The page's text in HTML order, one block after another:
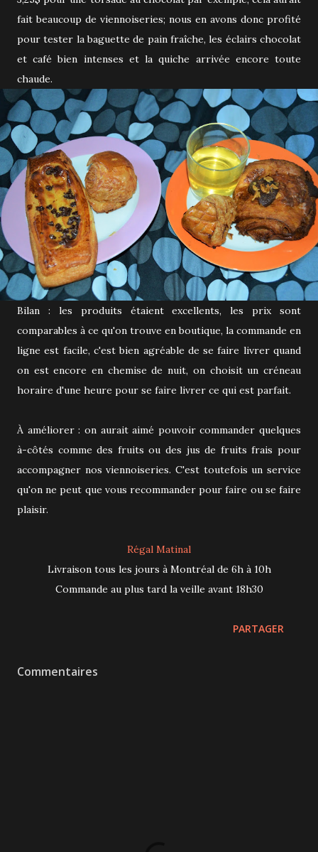
fait beaucoup de viennoiseries; nous en avons donc profité
pour tester la baguette de pain fraîche, les éclairs chocolat
et café bien intenses et la quiche arrivée encore toute
chaude.
Bilan : les produits étaient excellents, les prix sont
comparables à ce qu'on trouve en boutique, la commande en
ligne est facile, c'est bien agréable de se faire livrer quand
on est encore en chemise de nuit, on choisit un créneau
horaire d'une heure pour se faire livrer ce qui est parfait.
À améliorer : on aurait aimé pouvoir commander quelques
à-côtés comme des fruits ou des jus de fruits frais pour
accompagner nos viennoiseries. C'est toutefois un service
qu'on ne peut que vous recommander pour faire ou se faire
plaisir.
Régal Matinal
Livraison tous les jours à Montréal de 6h à 10h
Commande au plus tard la veille avant 18h30
PARTAGER
Commentaires